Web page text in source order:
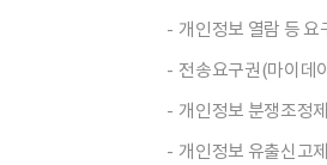
개인정보 열람 등 요
전송요구권(마이데
개인정보 분쟁조정
개인정보 유출신고